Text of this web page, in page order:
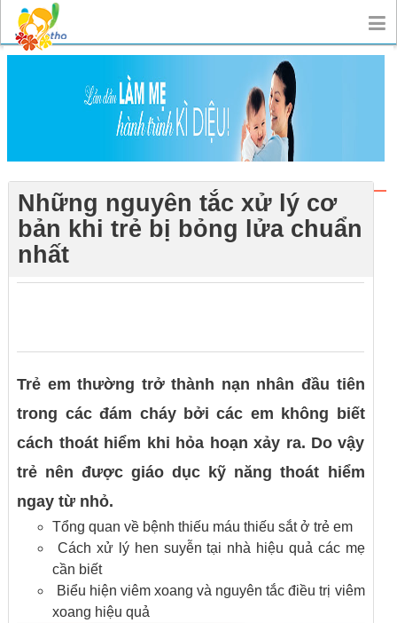
Những nguyên tắc xử lý cơ
bản khi trẻ bị bỏng lửa chuẩn
nhất
Trẻ em thường trở thành nạn nhân đầu tiên
trong các đám cháy bởi các em không biết
cách thoát hiểm khi hỏa hoạn xảy ra. Do vậy
trẻ nên được giáo dục kỹ năng thoát hiểm
ngay từ nhỏ.
Tổng quan về bệnh thiếu máu thiếu sắt ở trẻ em
Cách xử lý hen suyễn tại nhà hiệu quả các mẹ
cần biết
Biểu hiện viêm xoang và nguyên tắc điều trị viêm
xoang hiệu quả